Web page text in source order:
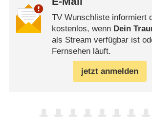
TV Wunschliste informiert
kostenlos, wenn Dein
als Stream verfügbar ist
Fernsehen läuft.
jetzt anmelden